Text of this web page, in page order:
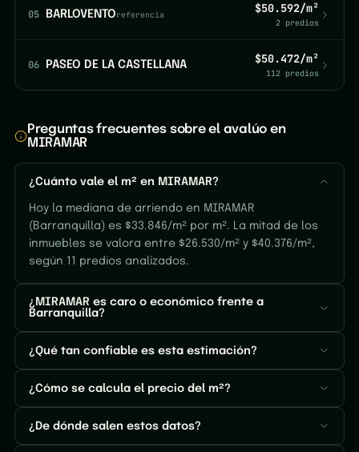
05 BARLOVENTOreferencia $50.592/m²
2 predios
06 PASEO DE LA CASTELLANA $50.472/m²
112 predios
Preguntas frecuentes sobre el avalúo en
MIRAMAR
¿Cuánto vale el m² en MIRAMAR?
Hoy la mediana de arriendo en MIRAMAR
(Barranquilla) es $33.846/m² por m². La mitad de los
inmuebles se valora entre $26.530/m² y $40.376/m²,
según 11 predios analizados.
¿MIRAMAR es caro o económico frente a
Barranquilla?
¿Qué tan confiable es esta estimación?
¿Cómo se calcula el precio del m²?
¿De dónde salen estos datos?